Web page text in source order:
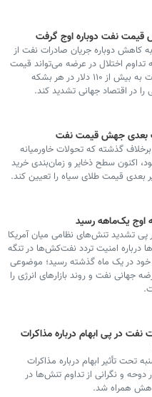
نفت دوباره اوج گرفت
کاهش دوباره جریان صادرات نفت از
تداوم اختلال در عرضه می‌تواند قیمت
نفت برنت را در کوتاه‌مدت به بیش از ۱۱۰ دلار در هر بشکه
را در اقتصاد جهانی تشدید کند.
بعدی جهش قیمت نفت
گذشته که تحولات خاورمیانه
اکنون سطح ذخایر و زمان‌بندی خرید
قیمت طلای سیاه را تعیین کند.
اوج یک‌ماهه رسید
تشدید تنش‌های نظامی میان آمریکا
درباره امنیت تردد نفت‌کش‌ها در تنگه
خود در یک ماه گذشته رسید؛ موضوعی
جهانی نفت و روند بازارهای انرژی را
در پی ابهام درباره مذاکرات
تأثیر ابهام درباره مذاکرات
دوحه و نگرانی از تداوم تنش‌ها در
همراه شد.